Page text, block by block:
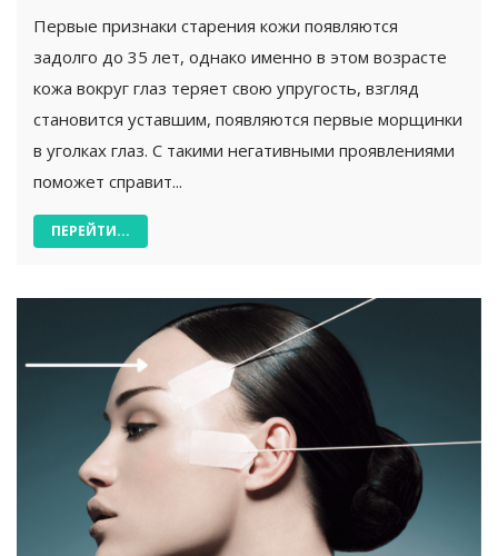
Первые признаки старения кожи появляются
задолго до 35 лет, однако именно в этом возрасте
кожа вокруг глаз теряет свою упругость, взгляд
становится уставшим, появляются первые морщинки
в уголках глаз. С такими негативными проявлениями
поможет справит...
ПЕРЕЙТИ...